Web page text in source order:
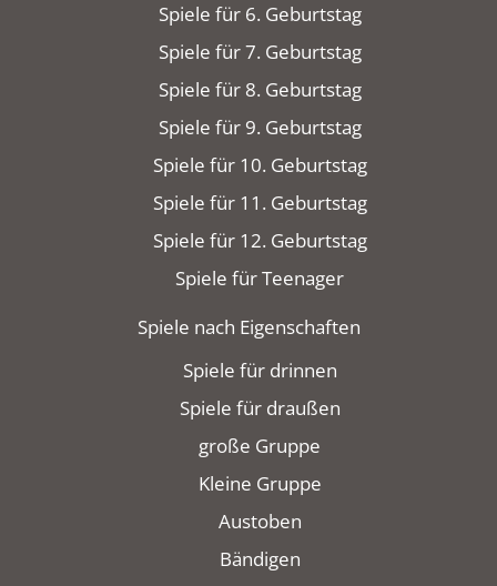
Spiele für 6. Geburtstag
Spiele für 7. Geburtstag
Spiele für 8. Geburtstag
Spiele für 9. Geburtstag
Spiele für 10. Geburtstag
Spiele für 11. Geburtstag
Spiele für 12. Geburtstag
Spiele für Teenager
Spiele nach Eigenschaften
Spiele für drinnen
Spiele für draußen
große Gruppe
Kleine Gruppe
Austoben
Bändigen